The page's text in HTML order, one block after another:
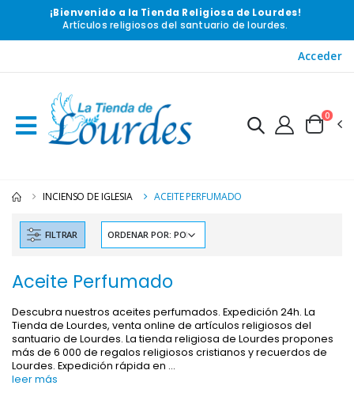
¡Bienvenido a la Tienda Religiosa de Lourdes!
Artículos religiosos del santuario de lourdes.
Acceder
0
INCIENSO DE IGLESIA ACEITE PERFUMADO
FILTRAR
Aceite Perfumado
Descubra nuestros aceites perfumados. Expedición 24h. La
Tienda de Lourdes, venta online de artículos religiosos del
santuario de Lourdes. La tienda religiosa de Lourdes propones
más de 6 000 de regalos religiosos cristianos y recuerdos de
Lourdes. Expedición rápida en ...
leer más